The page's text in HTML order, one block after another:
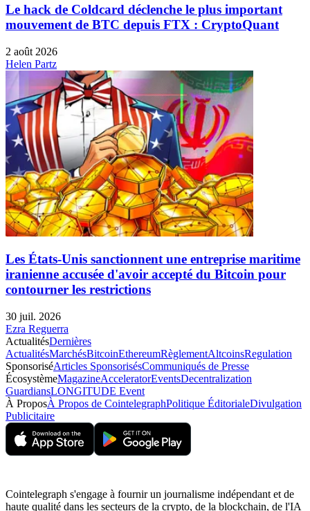
Le hack de Coldcard déclenche le plus important
mouvement de BTC depuis FTX : CryptoQuant
2 août 2026
Helen Partz
Les États-Unis sanctionnent une entreprise maritime
iranienne accusée d'avoir accepté du Bitcoin pour
contourner les restrictions
30 juil. 2026
Ezra Reguerra
ActualitésDernières
ActualitésMarchésBitcoinEthereumRèglementAltcoinsRegulation
SponsoriséArticles SponsorisésCommuniqués de Presse
ÉcosystèmeMagazineAcceleratorEventsDecentralization
GuardiansLONGITUDE Event
À ProposÀ Propos de CointelegraphPolitique ÉditorialeDivulgation
Publicitaire
Cointelegraph s'engage à fournir un journalisme indépendant et de
haute qualité dans les secteurs de la crypto, de la blockchain, de l'IA